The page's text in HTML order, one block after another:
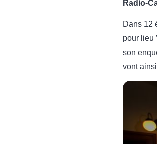
Radio-
Dans 12
pour lieu
son
vont